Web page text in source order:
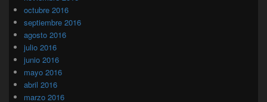
octubre 2016
septiembre 2016
agosto 2016
julio 2016
junio 2016
mayo 2016
abril 2016
marzo 2016